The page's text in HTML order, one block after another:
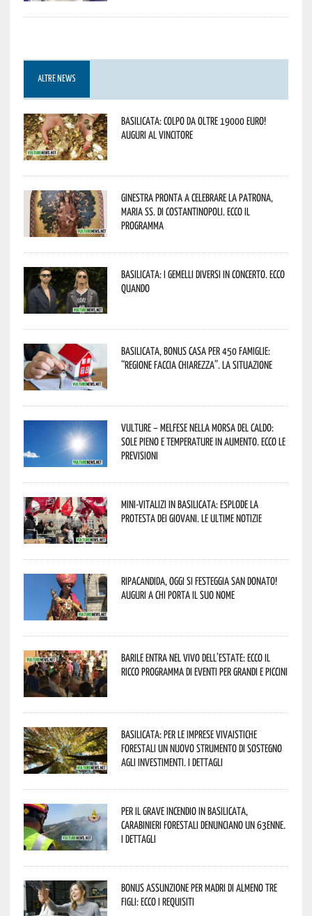
ALTRE NEWS
Basilicata: colpo da oltre 19000 Euro!
Auguri al vincitore
Ginestra pronta a celebrare la Patrona,
Maria SS. di Costantinopoli. Ecco il
programma
Basilicata: i Gemelli DiVersi in concerto. Ecco
quando
Basilicata, Bonus casa per 450 famiglie:
“Regione faccia chiarezza”. La situazione
Vulture – melfese nella morsa del caldo:
sole pieno e temperature in aumento. Ecco le
previsioni
Mini-vitalizi in Basilicata: esplode la
protesta dei giovani. Le ultime notizie
Ripacandida, oggi si festeggia San Donato!
Auguri a chi porta il suo nome
Barile entra nel vivo dell’estate: ecco il
ricco programma di eventi per grandi e piccini
Basilicata: per le imprese vivaistiche
forestali un nuovo strumento di sostegno
agli investimenti. I dettagli
Per il grave incendio in Basilicata,
Carabinieri forestali denunciano un 63enne.
I dettagli
Bonus assunzione per madri di almeno tre
figli: ecco i requisiti